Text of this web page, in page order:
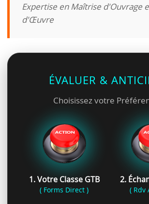
Expertise en Maîtrise d'Ouvrage
d'Œuvre
ÉVALUER &
Choisissez votre
1. Votre Classe GTB
( Forms Direct )
2.
( Rdv